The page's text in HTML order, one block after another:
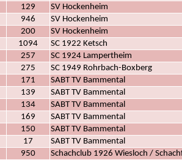
129
SV Hockenheim
946
SV Hockenheim
200
SV Hockenheim
1094
SC 1922 Ketsch
257
SC 1924 Lampertheim
275
SC 1949 Rohrbach-Boxberg
171
SABT TV Bammental
139
SABT TV Bammental
134
SABT TV Bammental
169
SABT TV Bammental
150
SABT TV Bammental
17
SABT TV Bammental
950
Schachclub 1926 Wiesloch /